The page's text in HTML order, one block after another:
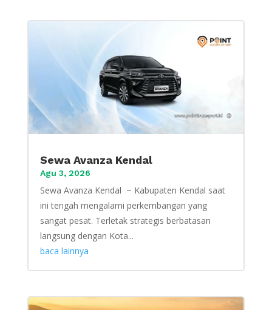
Sewa Avanza Kendal
Agu 3, 2026
Sewa Avanza Kendal ~ Kabupaten Kendal saat
ini tengah mengalami perkembangan yang
sangat pesat. Terletak strategis berbatasan
langsung dengan Kota...
baca lainnya